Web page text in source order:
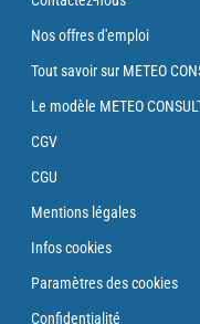
Nos offres d'emploi
Tout savoir sur METEO
Le modèle METEO
CGV
CGU
Mentions légales
Infos cookies
Paramètres des cookies
Confidentialité